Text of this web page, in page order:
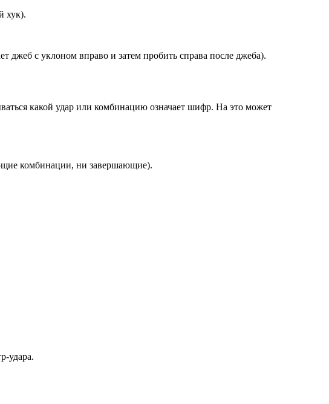
хук).
джеб с уклоном вправо и затем пробить справа после джеба).
какой удар или комбинацию означает шифр. На это может
комбинации, ни завершающие).
удара.